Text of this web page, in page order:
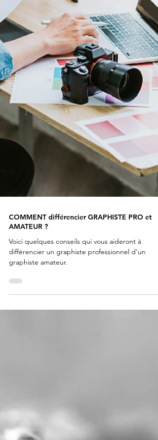
COMMENT différencier GRAPHISTE PRO et
Voici quelques conseils qui vous aideront à
différencier un graphiste professionnel d'un
graphiste amateur.